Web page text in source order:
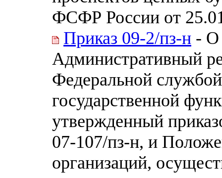
ФСФР России от
Приказ 09-2/пз-н - О
Административный
Федеральной
государственной
утвержденный
07-107/пз-н, и
организаций,